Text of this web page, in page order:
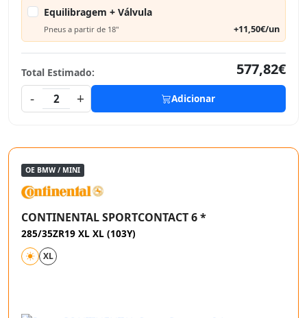
Equilibragem + Válvula
Pneus a partir de 18" +11,50€/un
Total Estimado:
577,82€
-
2 + Adicionar
OE BMW / MINI
CONTINENTAL SPORTCONTACT 6 *
285/35ZR19 XL XL (103Y)
XL